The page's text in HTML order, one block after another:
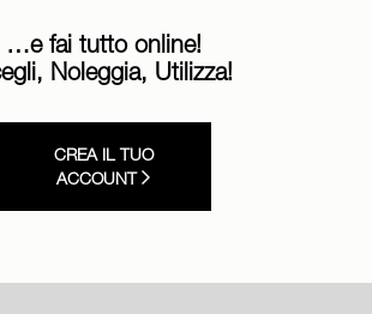
…e fai tutto online!
Noleggia, Utilizza!
CREA IL TUO
ACCOUNT